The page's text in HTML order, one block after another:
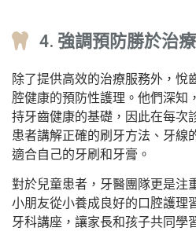
4. 強調預防勝於治療
除了提供高效的治療服務外，悅
腔健康的預防性護理。他們深知
持牙齒健康的基礎，因此在每次
患者講解正確的刷牙方法、牙線
適合自己的牙刷和牙膏。
對於兒童患者，牙醫團隊更是注
小朋友從小養成良好的口腔護理
牙科講座，讓家長和孩子共同學